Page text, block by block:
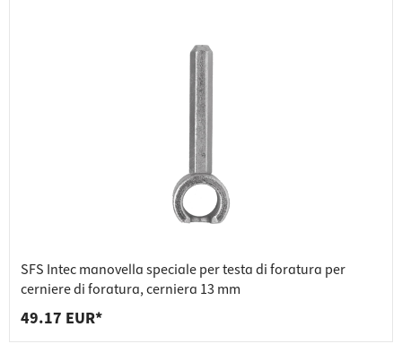
SFS Intec manovella speciale per testa di foratura per
cerniere di foratura, cerniera 13 mm
49.17 EUR*